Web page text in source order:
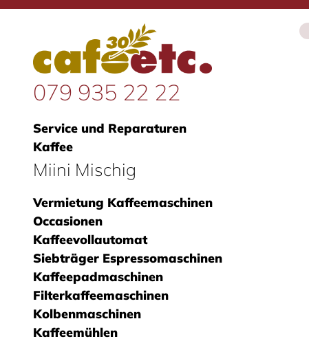
079 935 22 22
Service und Reparaturen
Kaffee
Miini Mischig
Vermietung Kaffeemaschinen
Occasionen
Kaffeevollautomat
Siebträger Espressomaschinen
Kaffeepadmaschinen
Filterkaffeemaschinen
Kolbenmaschinen
Kaffeemühlen